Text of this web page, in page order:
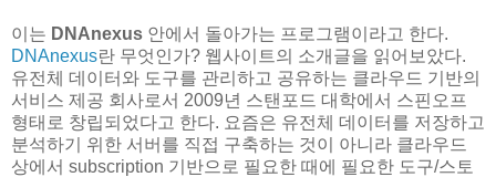
이는 DNAnexus 안에서 돌아가는 프로그램이라고 한다.
DNAnexus란 무엇인가? 웹사이트의 소개글을 읽어보았다.
유전체 데이터와 도구를 관리하고 공유하는 클라우드 기반의
서비스 제공 회사로서 2009년 스탠포드 대학에서 스핀오프
형태로 창립되었다고 한다. 요즘은 유전체 데이터를 저장하고
분석하기 위한 서버를 직접 구축하는 것이 아니라 클라우드
상에서 subscription 기반으로 필요한 때에 필요한 도구/스토